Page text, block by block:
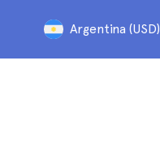
Argentina (USD)